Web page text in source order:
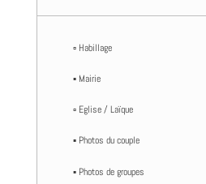
▫️ Habillage
▪️ Mairie
▫️ Eglise / Laïque
▪️ Photos du couple
▪️ Photos de groupes